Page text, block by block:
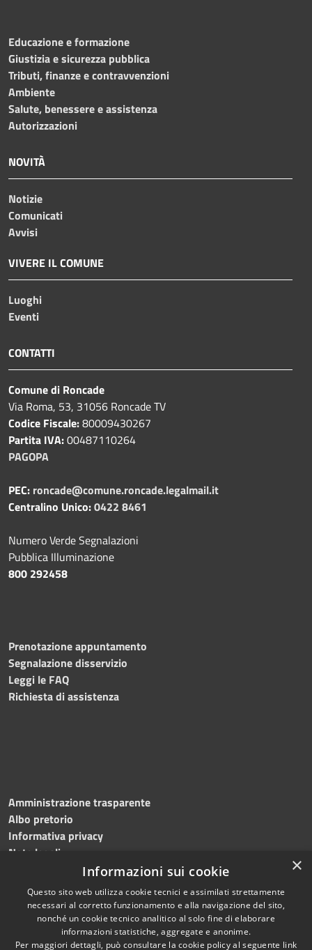
Educazione e formazione
Giustizia e sicurezza pubblica
Tributi, finanze e contravvenzioni
Ambiente
Salute, benessere e assistenza
Autorizzazioni
NOVITÀ
Notizie
Comunicati
Avvisi
VIVERE IL COMUNE
Luoghi
Eventi
CONTATTI
Comune di Roncade
Via Roma, 53, 31056 Roncade TV
Codice Fiscale:80009430267
Partita IVA:00487110264
PAGOPA
PEC: roncade@comune.roncade.legalmail.it
Centralino Unico:0422 8461
Numero Verde Segnalazioni
Pubblica Illuminazione
800 292458
Prenotazione appuntamento
Segnalazione disservizio
Leggi le FAQ
Richiesta di assistenza
Amministrazione trasparente
Albo pretorio
Informativa privacy
Note legali
Dichiarazione di accessibilità
Copyright © 2026 • Comune di
×
Informazioni sui cookie
Questo sito web utilizza cookie tecnici e assimilati strettamente
necessari al corretto funzionamento e alla navigazione del sito,
nonché un cookie tecnico analitico al solo fine di elaborare
informazioni statistiche, aggregate e anonime.
Per maggiori dettagli, può consultare la cookie policy al seguente link